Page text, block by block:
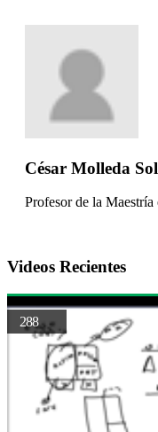
César Molleda
Profesor de la
Videos Recientes
288